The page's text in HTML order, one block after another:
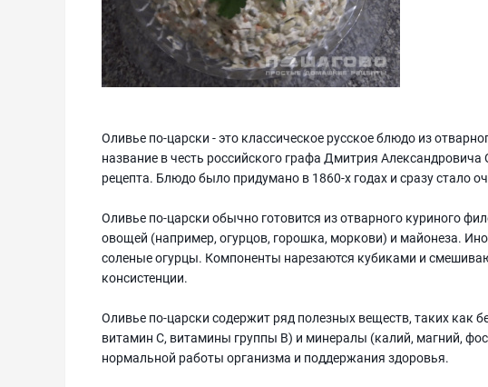
Оливье по-царски - это классическое русское блюдо из
название в честь российского графа Дмитрия
рецепта. Блюдо было придумано в 1860-х годах и сразу стало
Оливье по-царски обычно готовится из отварного куриного
овощей (например, огурцов, горошка, моркови) и майонеза.
соленые огурцы. Компоненты нарезаются кубиками и
консистенции.
Оливье по-царски содержит ряд полезных веществ, таких как
витамин С, витамины группы В) и минералы (калий, магний,
нормальной работы организма и поддержания здоровья.